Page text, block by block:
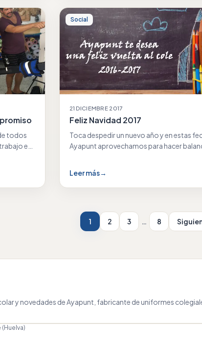
todos
en
Social
21 DICIEMBRE 2017
Feliz Navidad 2017
Toca despedir un nuevo año y en estas
Ayapunt aprovechamos para hacer
Leer más→
1 2 3 8
y novedades de Ayapunt, fabricante de uniformes